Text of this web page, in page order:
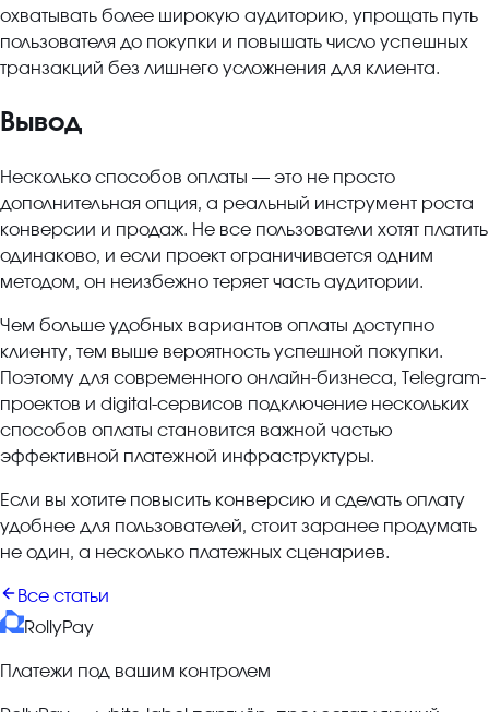
охватывать более широкую аудиторию, упрощать путь
пользователя до покупки и повышать число успешных
транзакций без лишнего усложнения для клиента.
Вывод
Несколько способов оплаты — это не просто
дополнительная опция, а реальный инструмент роста
конверсии и продаж. Не все пользователи хотят платить
одинаково, и если проект ограничивается одним
методом, он неизбежно теряет часть аудитории.
Чем больше удобных вариантов оплаты доступно
клиенту, тем выше вероятность успешной покупки.
Поэтому для современного онлайн-бизнеса, Telegram-
проектов и digital-сервисов подключение нескольких
способов оплаты становится важной частью
эффективной платежной инфраструктуры.
Если вы хотите повысить конверсию и сделать оплату
удобнее для пользователей, стоит заранее продумать
не один, а несколько платежных сценариев.
Все статьи
RollyPay
Платежи под вашим контролем